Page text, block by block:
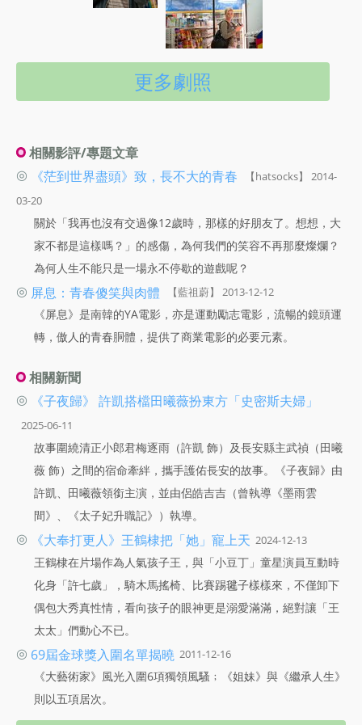
更多劇照
相關影評/專題文章
◎
《茫到世界盡頭》致，長不大的青春
【hatsocks】 2014-
03-20
關於「我再也沒有交過像12歲時，那樣的好朋友了。想想，大
家不都是這樣嗎？」的感傷，為何我們的笑容不再那麼燦爛？
為何人生不能只是一場永不停歇的遊戲呢？
◎ 屏息：青春傻笑與肉體 【藍祖蔚】 2013-12-12
《屏息》是南韓的YA電影，亦是運動勵志電影，流暢的鏡頭運
轉，傲人的青春胴體，提供了商業電影的必要元素。
相關新聞
◎
《子夜歸》 許凱搭檔田曦薇扮東方「史密斯夫婦」
2025-06-11
故事圍繞清正小郎君梅逐雨（許凱 飾）及長安縣主武禎（田曦
薇 飾）之間的宿命牽絆，攜手護佑長安的故事。《子夜歸》由
許凱、田曦薇領銜主演，並由侶皓吉吉（曾執導《墨雨雲
間》、《太子妃升職記》）執導。
◎ 《大奉打更人》王鶴棣把「她」寵上天 2024-12-13
王鶴棣在片場作為人氣孩子王，與「小豆丁」童星演員互動時
化身「許七歲」，騎木馬搖椅、比賽踢毽子樣樣來，不僅卸下
偶包大秀真性情，看向孩子的眼神更是溺愛滿滿，絕對讓「王
太太」們動心不已。
◎ 69屆金球獎入圍名單揭曉 2011-12-16
《大藝術家》風光入圍6項獨領風騷﹔《姐妹》與《繼承人生》
則以五項居次。